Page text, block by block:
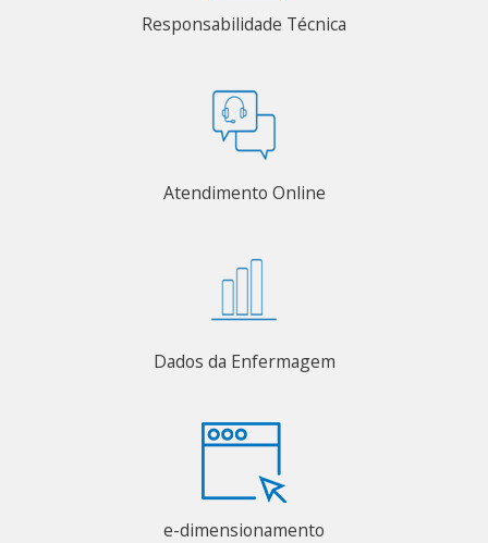
Responsabilidade Técnica
Atendimento Online
Dados da Enfermagem
e-dimensionamento